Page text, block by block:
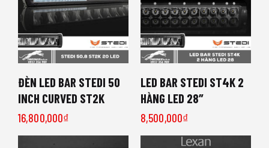
ĐÈN LED BAR STEDI 50
INCH CURVED ST2K
16,800,000₫
LED BAR STEDI ST4K 2
HÀNG LED 28″
8,500,000₫